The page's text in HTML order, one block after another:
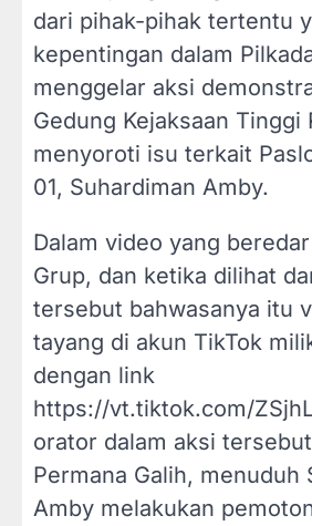
dari pihak-pihak tertentu
kepentingan dalam
menggelar aksi
Gedung Kejaksaan Tinggi
menyoroti isu terkait
01, Suhardiman Amby.
Dalam video yang
Grup, dan ketika dilihat
tersebut bahwasanya itu
tayang di akun TikTok
dengan link
https://vt.tiktok.com/
orator dalam aksi
Permana Galih, menuduh
Amby melakukan